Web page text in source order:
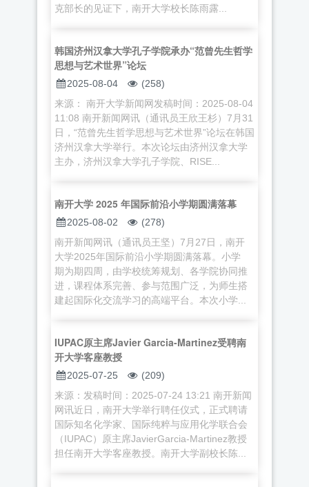
克部长的见证下，南开大学校长陈雨露...
韩国济州汉拿大学孔子学院承办“范曾先生哲学
思想与艺术世界”论坛
2025-08-04
(258)
来源： 南开大学新闻网发稿时间：2025-08-04
11:08 南开新闻网讯（通讯员王欣王杉）7月31
日，“范曾先生哲学思想与艺术世界”论坛在韩国
济州汉拿大学举行。本次论坛由济州汉拿大学
主办，济州汉拿大学孔子学院、RISE...
南开大学 2025 年国际前沿小学期圆满落幕​
2025-08-02
(278)
南开新闻网讯（通讯员王坚）7月27日，南开
大学2025年国际前沿小学期圆满落幕。小学
期为期四周，由学校统筹规划、各学院协同推
进，课程体系完善、参与范围广泛，为师生搭
建起国际化交流学习的高端平台。本次小学...
IUPAC原主席Javier Garcia-Martinez受聘南
开大学客座教授
2025-07-25
(209)
来源：发稿时间：2025-07-24 13:21 南开新闻
网讯近日，南开大学举行聘任仪式，正式聘请
国际知名化学家、国际纯粹与应用化学联合会
（IUPAC）原主席JavierGarcia-Martinez教授
担任南开大学客座教授。南开大学副校长陈...